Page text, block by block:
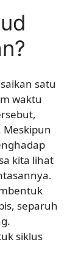
satu
waktu
kita lihat
separuh
siklus